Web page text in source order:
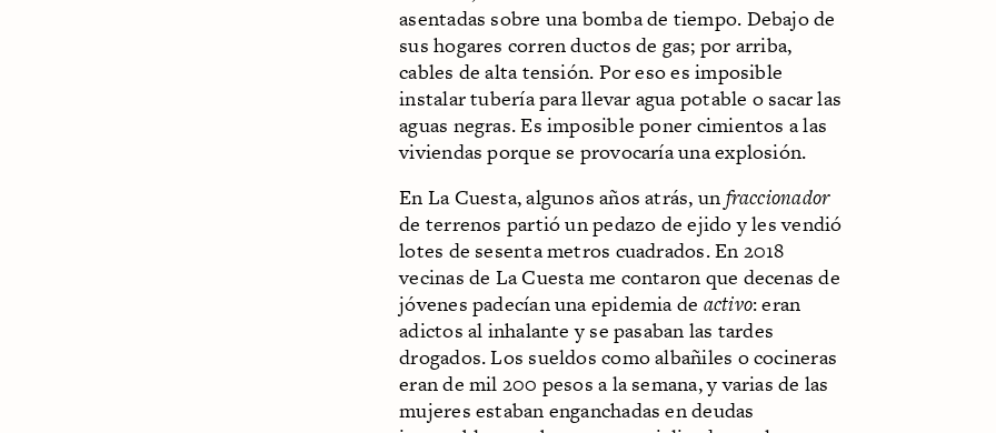
asentadas sobre una bomba de tiempo. Debajo de
sus hogares corren ductos de gas; por arriba,
cables de alta tensión. Por eso es imposible
instalar tubería para llevar agua potable o sacar las
aguas negras. Es imposible poner cimientos a las
viviendas porque se provocaría una explosión.
En La Cuesta, algunos años atrás, un fraccionador
de terrenos partió un pedazo de ejido y les vendió
lotes de sesenta metros cuadrados. En 2018
vecinas de La Cuesta me contaron que decenas de
jóvenes padecían una epidemia de activo: eran
adictos al inhalante y se pasaban las tardes
drogados. Los sueldos como albañiles o cocineras
eran de mil 200 pesos a la semana, y varias de las
mujeres estaban enganchadas en deudas